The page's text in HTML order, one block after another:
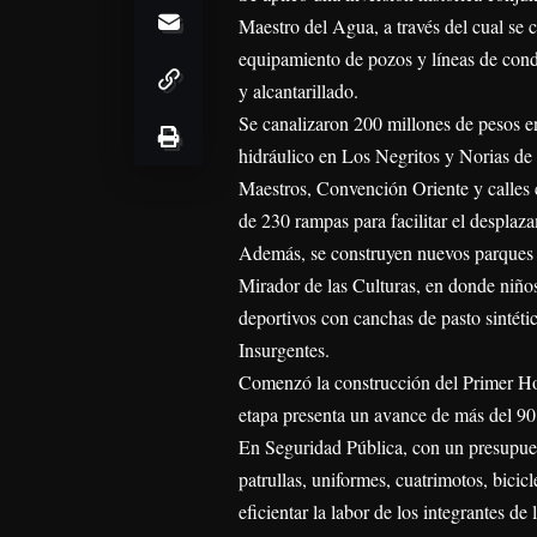
Maestro del Agua, a través del cual se
equipamiento de pozos y líneas de
y alcantarillado.
Se canalizaron 200 millones de pesos
hidráulico en Los Negritos y Norias
Maestros, Convención Oriente y
de 230 rampas para facilitar el
Además, se construyen nuevos
Mirador de las Culturas, en donde
deportivos con canchas de pasto
Insurgentes.
Comenzó la construcción del Primer
etapa presenta un avance de más del
En Seguridad Pública, con un
patrullas, uniformes, cuatrimotos,
eficientar la labor de los integrantes